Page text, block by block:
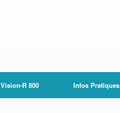
Vision-R 800 Infos Pratiques